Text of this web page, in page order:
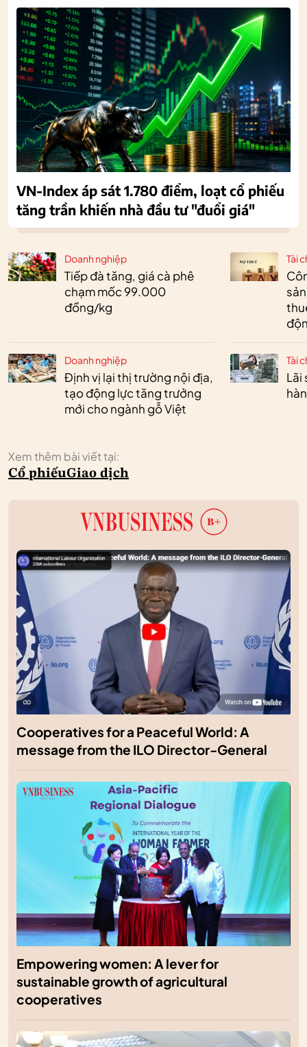
Doanh nghiệp
Tiếp đà tăng, giá cà phê
chạm mốc 99.000
đồng/kg
Doanh nghiệp
Định vị lại thị trường nội địa,
tạo động lực tăng trưởng
mới cho ngành gỗ Việt
Tài
Tài
Lãi
Xem thêm bài viết tại:
Cổ phiếuGiao dịch
VN-Index áp sát 1.780 điểm, loạt cổ phiếu
tăng trần khiến nhà đầu tư "đuổi giá"
Cooperatives for a Peaceful World: A
message from the ILO Director-General
Empowering women: A lever for
sustainable growth of agricultural
cooperatives